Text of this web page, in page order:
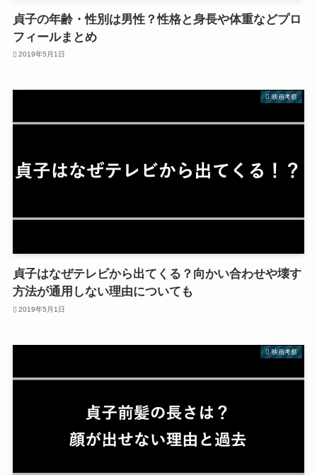
貞子の年齢・性別は男性？性格と身長や体重などプロ
フィールまとめ
2019年5月1日
映画考察
貞子はなぜテレビから出てくる？向かい合わせや壊す
方法が通用しない理由についても
2019年5月1日
映画考察